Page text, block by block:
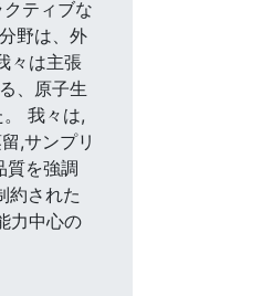
ティブな
野は、外
々は主張
、原子生
我々は,
,サンプリ
質を強調
約された
力中心の